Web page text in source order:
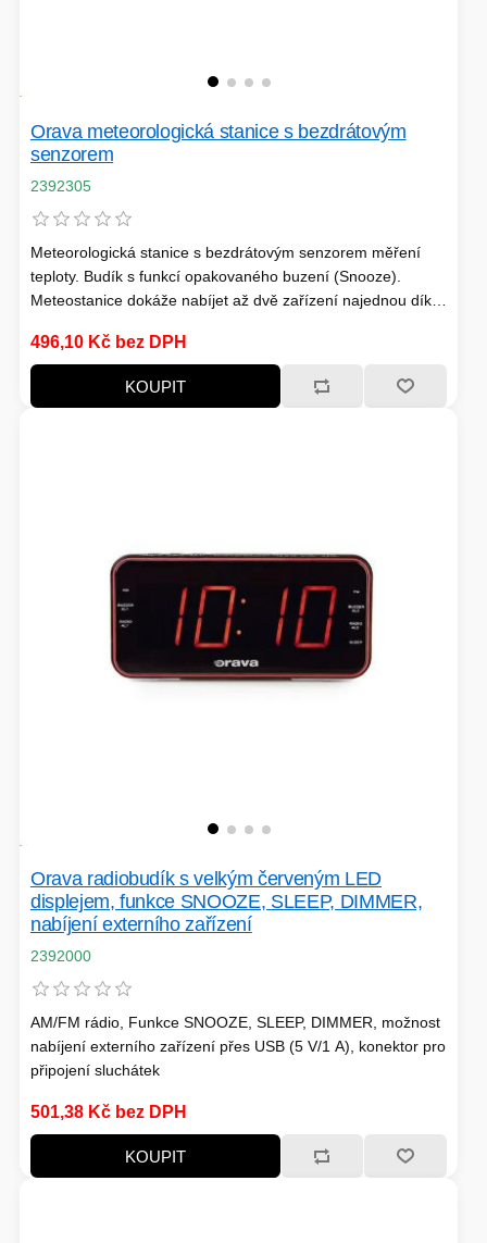
STOJANY
PRAČKY
OSTATNÍ TECHNIKA
Orava meteorologická stanice s bezdrátovým
senzorem
2392305
Meteorologická stanice s bezdrátovým senzorem měření
teploty. Budík s funkcí opakovaného buzení (Snooze).
Meteostanice dokáže nabíjet až dvě zařízení najednou díky
496,10 Kč bez DPH
KOUPIT
Orava radiobudík s velkým červeným LED
displejem, funkce SNOOZE, SLEEP, DIMMER,
nabíjení externího zařízení
2392000
AM/FM rádio, Funkce SNOOZE, SLEEP, DIMMER, možnost
nabíjení externího zařízení přes USB (5 V/1 A), konektor pro
připojení sluchátek
501,38 Kč bez DPH
KOUPIT